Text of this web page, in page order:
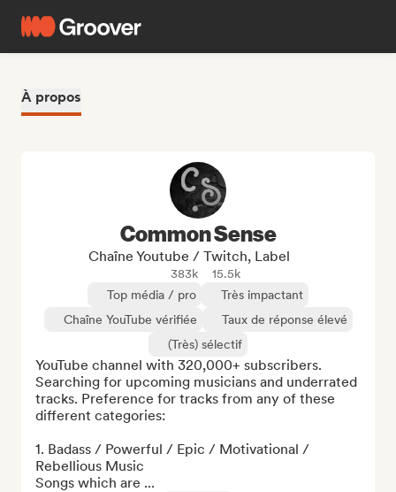
À propos
Common Sense
Chaîne Youtube / Twitch, Label
383k
15.5k
Top média / pro
Très impactant
Chaîne YouTube vérifiée
Taux de réponse élevé
(Très) sélectif
YouTube channel with 320,000+ subscribers.
Searching for upcoming musicians and underrated
tracks. Preference for tracks from any of these
different categories:
1. Badass / Powerful / Epic / Motivational /
Rebellious Music
Songs which are ...